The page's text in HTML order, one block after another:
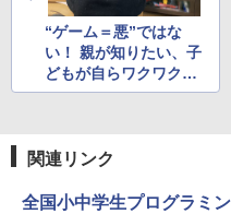
“ゲーム＝悪”ではな
い！ 親が知りたい、子
どもが自らワクワクし
て学びに向かうヒント
関連リンク
全国小中学生プログラミ